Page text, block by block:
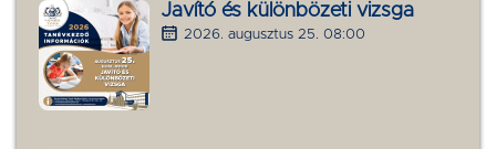
Javító és különbözeti vizsga
2026. augusztus 25. 08:00